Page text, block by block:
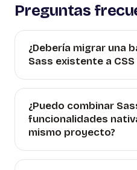
Preguntas
¿Debería migrar una
Sass existente a
¿Puedo combinar
funcionalidades
mismo proyecto?